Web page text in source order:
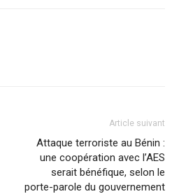
Article suivant
Attaque terroriste au Bénin :
une coopération avec l’AES
serait bénéfique, selon le
porte-parole du gouvernement